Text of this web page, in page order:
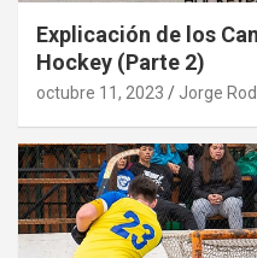
Explicación de los
Hockey (Parte 2)
octubre 11, 2023 Jorge